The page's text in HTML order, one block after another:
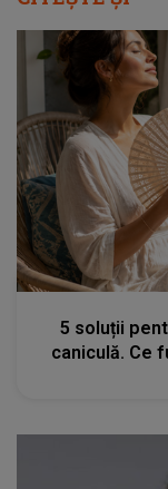
5 soluții
caniculă. Ce